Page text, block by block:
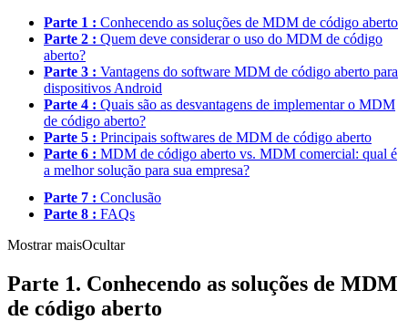
Parte 1 : Conhecendo as soluções de MDM de código aberto
Parte 2 : Quem deve considerar o uso do MDM de código
aberto?
Parte 3 : Vantagens do software MDM de código aberto para
dispositivos Android
Parte 4 : Quais são as desvantagens de implementar o MDM
de código aberto?
Parte 5 : Principais softwares de MDM de código aberto
Parte 6 : MDM de código aberto vs. MDM comercial: qual é
a melhor solução para sua empresa?
Parte 7 : Conclusão
Parte 8 : FAQs
Mostrar maisOcultar
Parte 1. Conhecendo as soluções de MDM
de código aberto